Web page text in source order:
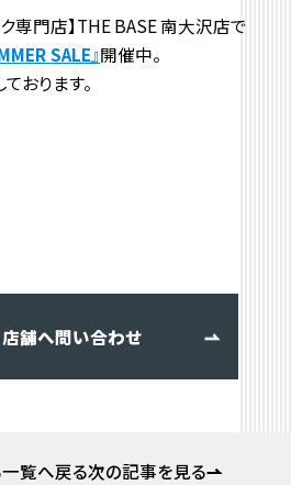
専門店】THE BASE 南大沢店で
SALE』開催中。
おります。
店舗へ問い合わせ
一覧へ戻る次の記事を見る